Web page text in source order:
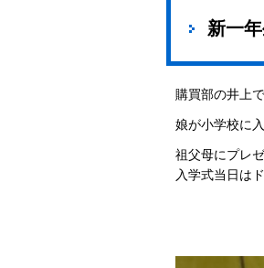
新一
購買部の井上で
娘が小学校に
祖父母にプレ
入学式当日は